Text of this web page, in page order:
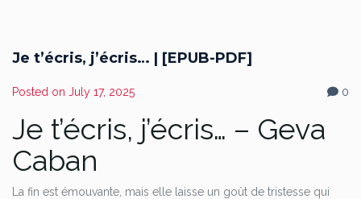
Je t’écris, j’écris… | [EPUB-PDF]
Posted on July 17, 2025 0
Je t’écris, j’écris… – Geva
Caban
La fin est émouvante, mais elle laisse un goût de tristesse qui